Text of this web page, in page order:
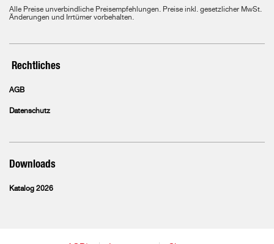
Alle Preise unverbindliche Preisempfehlungen. Preise inkl. gesetzlicher MwSt.
Änderungen und Irrtümer vorbehalten.
Rechtliches
AGB
Datenschutz
Downloads
Katalog 2026